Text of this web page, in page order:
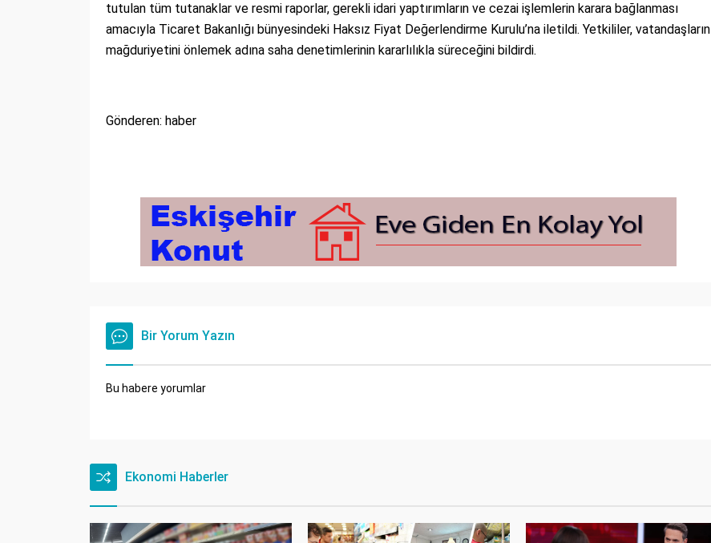
tutulan tüm tutanaklar ve resmi raporlar, gerekli idari yaptırımların ve cezai işlemlerin karara bağlanması
amacıyla Ticaret Bakanlığı bünyesindeki Haksız Fiyat Değerlendirme Kurulu’na iletildi. Yetkililer, vatandaşların
mağduriyetini önlemek adına saha denetimlerinin kararlılıkla süreceğini bildirdi.
Gönderen: haber
Bir Yorum Yazın
Bu habere yorumlar
Ekonomi Haberler